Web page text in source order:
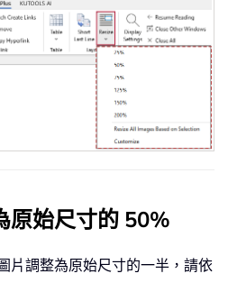
原始尺寸的 50%
片調整為原始尺寸的一半，請依